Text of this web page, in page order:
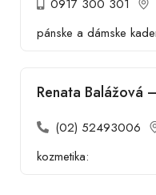
0917 300 301
pánske a dámske
Renata Balážová
(02) 52493006
kozmetika: